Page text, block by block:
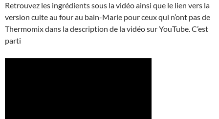
Retrouvez les ingrédients sous la vidéo ainsi que le lien vers la
version cuite au four au bain-Marie pour ceux qui n’ont pas de
Thermomix dans la description de la vidéo sur YouTube. C’est
parti